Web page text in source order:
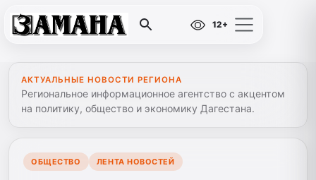
12+
АКТУАЛЬНЫЕ НОВОСТИ РЕГИОНА
Региональное информационное агентство с акцентом
на политику, общество и экономику Дагестана.
ОБЩЕСТВО ЛЕНТА НОВОСТЕЙ